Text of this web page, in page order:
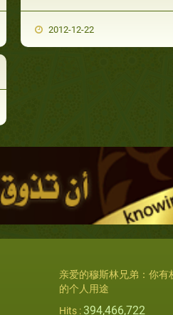
2012-12-22
亲爱的穆斯林兄弟：你
的个人用途
Hits : 394,466,722